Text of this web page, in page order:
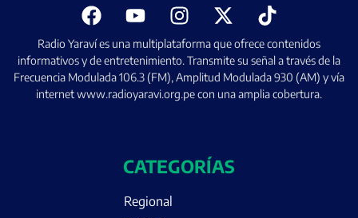
Radio Yaraví es una multiplataforma que ofrece contenidos
informativos y de entretenimiento. Transmite su señal a través de la
Frecuencia Modulada 106.3 (FM), Amplitud Modulada 930 (AM) y vía
internet www.radioyaravi.org.pe con una amplia cobertura.
CATEGORÍAS
Regional